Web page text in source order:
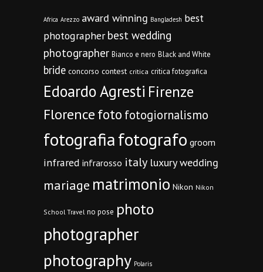
Africa Arezzo award winning Bangladesh best
photographer best wedding
photographer Bianco e nero Black and White
bride concorso contest critica critica fotografica
Edoardo Agresti Firenze
Florencefoto fotogiornalismo
fotografiafotografo groom
infrared infrarosso italy luxury wedding
mariage matrimonio Nikon Nikon
School Travel no pose photo
photographer
photography Polaris